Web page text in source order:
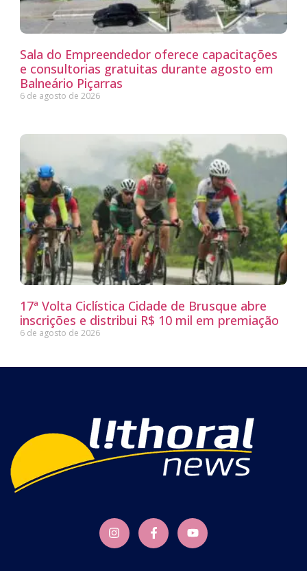
Sala do Empreendedor oferece capacitações
e consultorias gratuitas durante agosto em
Balneário Piçarras
6 de agosto de 2026
17ª Volta Ciclística Cidade de Brusque abre
inscrições e distribui R$ 10 mil em premiação
6 de agosto de 2026